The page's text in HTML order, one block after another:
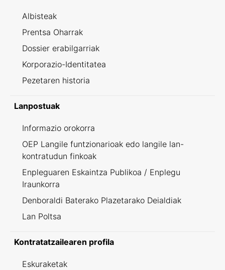
Albisteak
Prentsa Oharrak
Dossier erabilgarriak
Korporazio-Identitatea
Pezetaren historia
Lanpostuak
Informazio orokorra
OEP Langile funtzionarioak edo langile lan-
kontratudun finkoak
Enpleguaren Eskaintza Publikoa / Enplegu
Iraunkorra
Denboraldi Baterako Plazetarako Deialdiak
Lan Poltsa
Kontratatzailearen profila
Eskuraketak